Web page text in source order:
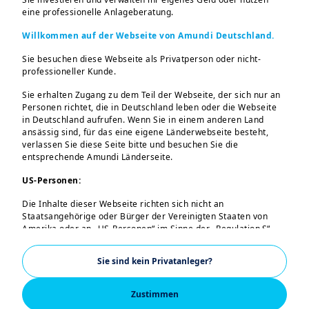
eine professionelle Anlageberatung.
Willkommen auf der Webseite von Amundi Deutschland.
Sie besuchen diese Webseite als Privatperson oder nicht-
professioneller Kunde.
Sie erhalten Zugang zu dem Teil der Webseite, der sich nur an
Personen richtet, die in Deutschland leben oder die Webseite
in Deutschland aufrufen. Wenn Sie in einem anderen Land
ansässig sind, für das eine eigene Länderwebseite besteht,
verlassen Sie diese Seite bitte und besuchen Sie die
entsprechende Amundi Länderseite.
US-Personen:
Die Inhalte dieser Webseite richten sich nicht an
Staatsangehörige oder Bürger der Vereinigten Staaten von
Amerika oder an „US-Personen“ im Sinne der „Regulation S“
Securities Act von 1933. Diese Bestimmungen betreffen
insbesondere natürliche Personen, die in den Vereinigten
Staaten von Amerika ansässig sind, sowie Personen- und
Kapitalgesellschaften, die nach dem US-Recht organisiert oder
eingetragen sind. Wenn Sie eine „US-Person“ sind, sind Sie
Zustimmen
Sie sind kein Privatanleger?
Entbürokratisierung
bleiben die zentralen
Herausforderungen für
Europa“
Spätestens mit der Intervention der USA im
Iran steht die Autonomie des Alten
Agenda der EU. Einen Blick auf den Stand
dieser Bestrebungen zu mehr Unabhängigkeit
warf Prof. Dr. Moritz Schularick, Präsident
des Kiel Institut für Weltwirtschaft (IfW Kiel),
auf der Amundi Investment Konferenz
Kompakt am 7. Mai. Seine wichtigsten
Thesen und Analysen lesen Sie hier im